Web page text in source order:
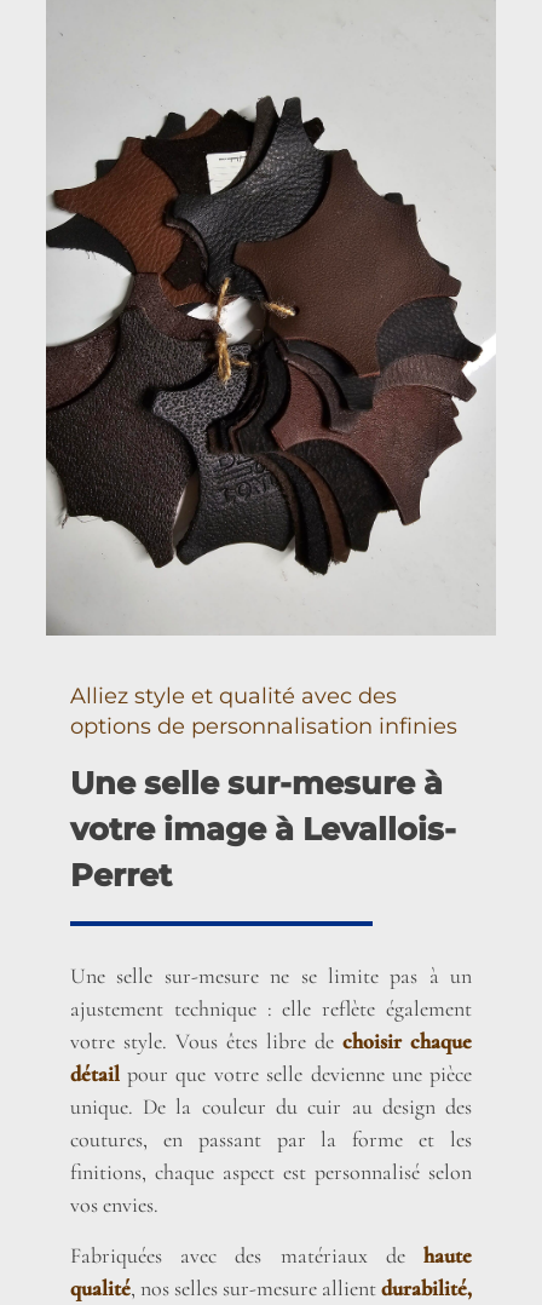
Alliez style et qualité avec des
options de personnalisation infinies
Une selle sur-mesure à
votre image à Levallois-
Perret
Une selle sur-mesure ne se limite pas à un
ajustement technique : elle reflète également
votre style. Vous êtes libre dechoisir chaque
détailpour que votre selle devienne une pièce
unique. De la couleur du cuir au design des
coutures, en passant par la forme et les
finitions, chaque aspect est personnalisé selon
vos envies.
Fabriquées avec des matériaux dehaute
qualité, nos selles sur-mesure allientdurabilité,